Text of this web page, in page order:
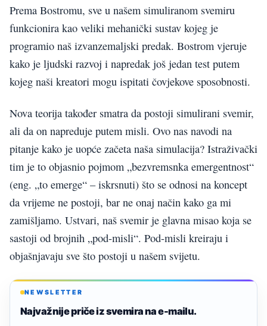
Prema Bostromu, sve u našem simuliranom svemiru
funkcionira kao veliki mehanički sustav kojeg je
programio naš izvanzemaljski predak. Bostrom vjeruje
kako je ljudski razvoj i napredak još jedan test putem
kojeg naši kreatori mogu ispitati čovjekove sposobnosti.
Nova teorija također smatra da postoji simulirani svemir,
ali da on napreduje putem misli. Ovo nas navodi na
pitanje kako je uopće začeta naša simulacija? Istraživački
tim je to objasnio pojmom „bezvremsnka emergentnost“
(eng. „to emerge“ – iskrsnuti) što se odnosi na koncept
da vrijeme ne postoji, bar ne onaj način kako ga mi
zamišljamo. Ustvari, naš svemir je glavna misao koja se
sastoji od brojnih „pod-misli“. Pod-misli kreiraju i
objašnjavaju sve što postoji u našem svijetu.
NEWSLETTER
Najvažnije priče iz svemira na e-mailu.